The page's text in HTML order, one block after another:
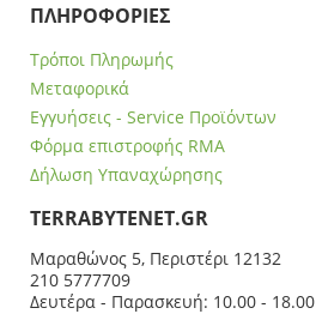
ΠΛΗΡΟΦΟΡΙΕΣ
Τρόποι Πληρωμής
Μεταφορικά
Εγγυήσεις - Service Προϊόντων
Φόρμα επιστροφής RMA
Δήλωση Υπαναχώρησης
ΤERRABYTENET.GR
Μαραθώνος 5, Περιστέρι 12132
210 5777709
Δευτέρα - Παρασκευή: 10.00 - 18.00